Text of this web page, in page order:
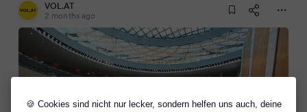
🍪 Cookies sind nicht nur lecker, sondern helfen uns auch, deine
VOL.AT
2 months ago